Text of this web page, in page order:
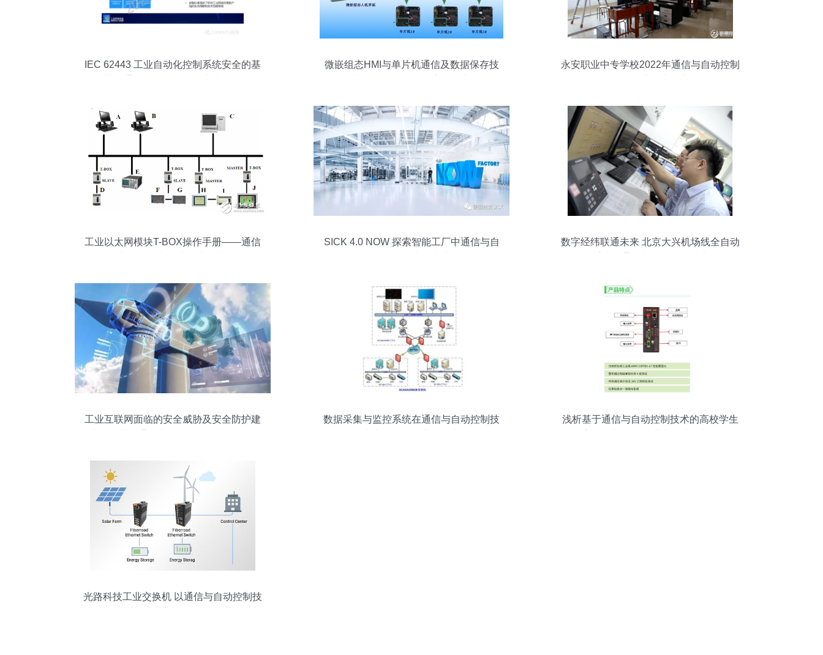
IEC 62443 工业自动化控制系统安全的基
微嵌组态HMI与单片机通信及数据保存技
永安职业中专学校2022年通信与自动控制
工业以太网模块T-BOX操作手册——通信
SICK 4.0 NOW 探索智能工厂中通信与自
数字经纬联通未来 北京大兴机场线全自动
工业互联网面临的安全威胁及安全防护建
数据采集与监控系统在通信与自动控制技
浅析基于通信与自动控制技术的高校学生
光路科技工业交换机 以通信与自动控制技